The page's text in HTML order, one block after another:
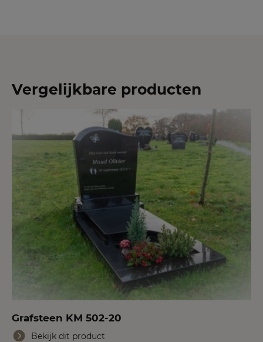
Vergelijkbare producten
Grafsteen KM 502-20
Bekijk dit product